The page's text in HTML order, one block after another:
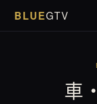
BLUEGTV
車